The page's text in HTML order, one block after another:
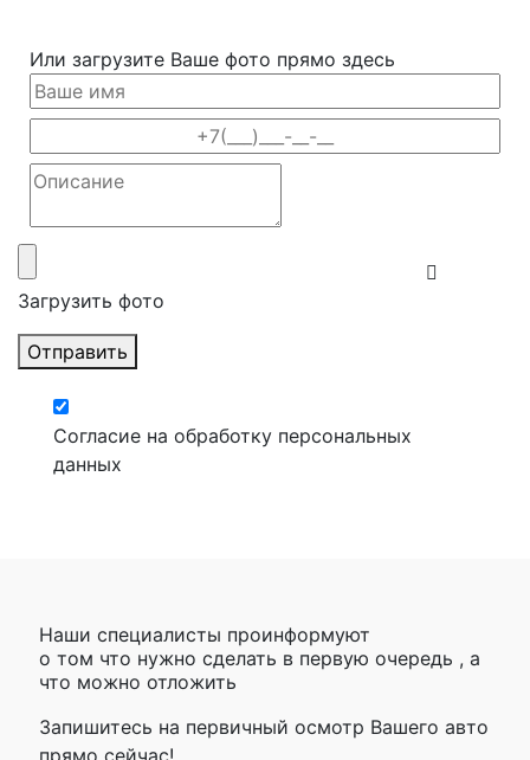
Или загрузите Ваше фото прямо здесь
Загрузить фото
Отправить
Согласие на обработку персональных
данных
Наши специалисты проинформуют
о том что нужно сделать в первую очередь , а
что можно отложить
Запишитесь на первичный осмотр Вашего авто
прямо сейчас!